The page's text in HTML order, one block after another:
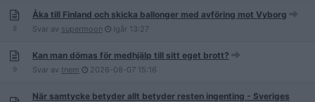
8
Åka till Finland och skicka ballonger med avföring mot Vyborg
Svar av supermoon Igår 13:27
9
Kan man dömas för medhjälp till sitt eget brott?
Svar av tnem 2026-08-07 15:16
När samtycke betyder allt betyder resten ingenting - Sveriges